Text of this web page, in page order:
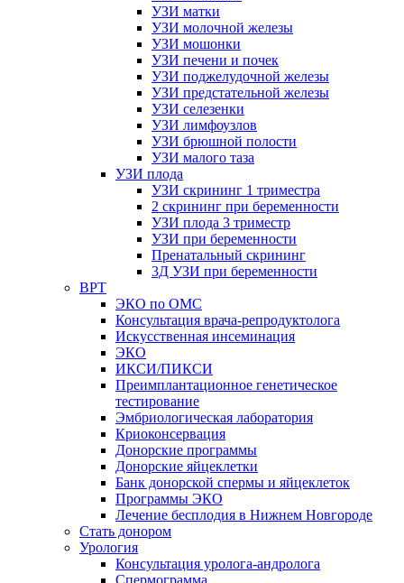
УЗИ матки
УЗИ молочной железы
УЗИ мошонки
УЗИ печени и почек
УЗИ поджелудочной железы
УЗИ предстательной железы
УЗИ селезенки
УЗИ лимфоузлов
УЗИ брюшной полости
УЗИ малого таза
УЗИ плода
УЗИ скрининг 1 триместра
2 скрининг при беременности
УЗИ плода 3 триместр
УЗИ при беременности
Пренатальный скрининг
3Д УЗИ при беременности
ВРТ
ЭКО по ОМС
Консультация врача-репродуктолога
Искусственная инсеминация
ЭКО
ИКСИ/ПИКСИ
Преимплантационное генетическое
тестирование
Эмбриологическая лаборатория
Криоконсервация
Донорские программы
Донорские яйцеклетки
Банк донорской спермы и яйцеклеток
Программы ЭКО
Лечение бесплодия в Нижнем Новгороде
Стать донором
Урология
Консультация уролога-андролога